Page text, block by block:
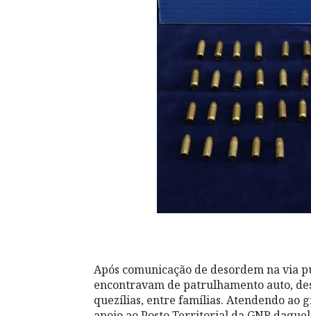
Após comunicação de desordem na via
encontravam de patrulhamento auto,
quezílias, entre famílias. Atendendo ao